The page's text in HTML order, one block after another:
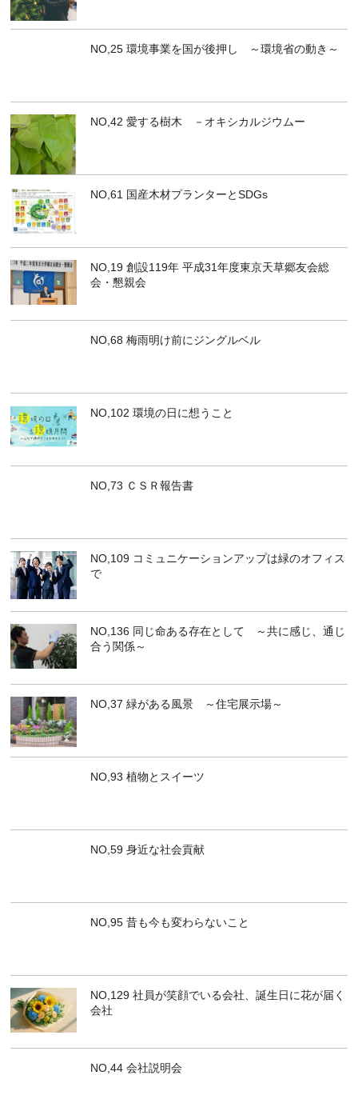
NO,25 環境事業を国が後押し ～環境省の動き～
NO,42 愛する樹木 －オキシカルジウムー
NO,61 国産木材プランターとSDGs
NO,19 創設119年 平成31年度東京天草郷友会総
会・懇親会
NO,68 梅雨明け前にジングルベル
NO,102 環境の日に想うこと
NO,73 ＣＳＲ報告書
NO,109 コミュニケーションアップは緑のオフィス
で
NO,136 同じ命ある存在として ～共に感じ、通じ
合う関係～
NO,37 緑がある風景 ～住宅展示場～
NO,93 植物とスイーツ
NO,59 身近な社会貢献
NO,95 昔も今も変わらないこと
NO,129 社員が笑顔でいる会社、誕生日に花が届く
会社
NO,44 会社説明会